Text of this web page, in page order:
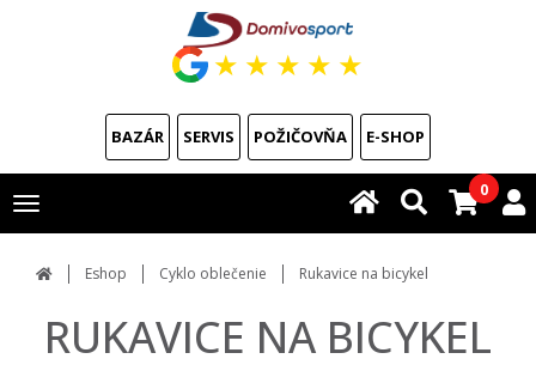
★ ★ ★ ★ ★
BAZÁR SERVIS POŽIČOVŇA E-SHOP
Toggle
navigation
0
Eshop Cyklo oblečenie Rukavice na bicykel
RUKAVICE NA BICYKEL